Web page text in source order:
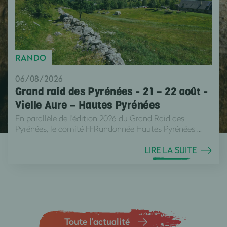
RANDO
06/08/2026
Grand raid des Pyrénées - 21 – 22 août -
Vielle Aure – Hautes Pyrénées
En parallèle de l'édition 2026 du Grand Raid des
Pyrénées, le comité FFRandonnée Hautes Pyrénées ...
LIRE LA SUITE
Toute l’actualité